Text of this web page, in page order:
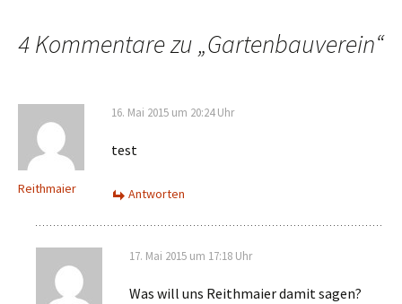
4 Kommentare zu „Gartenbauverein“
Reithmaier
16. Mai 2015 um 20:24 Uhr
test
Antworten
17. Mai 2015 um 17:18 Uhr
Was will uns Reithmaier damit sagen?